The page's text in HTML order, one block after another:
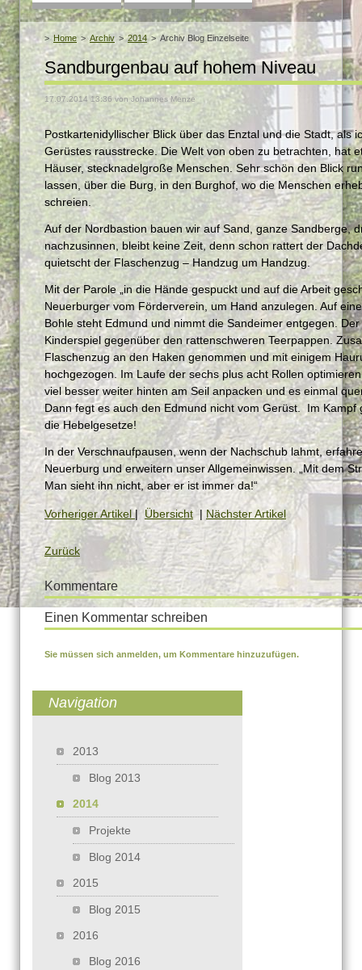
Home Archiv 2014 Archiv Blog Einzelseite
Sandburgenbau auf hohem Niveau
17.07.2014 13:36von Johannes Menze
Postkartenidyllischer Blick über das Enztal und die Stadt, als
Gerüstes rausstrecke. Die Welt von oben zu betrachten, hat
Häuser, stecknadelgroße Menschen. Sehr schön den Blick
lassen, über die Burg, in den Burghof, wo die Menschen
schreien.
Auf der Nordbastion bauen wir auf Sand, ganze Sandberge,
nachzusinnen, bleibt keine Zeit, denn schon rattert der
quietscht der Flaschenzug – Handzug um Handzug.
Mit der Parole „in die Hände gespuckt und auf die Arbeit
Neuerburger vom Förderverein, um Hand anzulegen. Auf
Bohle steht Edmund und nimmt die Sandeimer entgegen.
Kinderspiel gegenüber den rattenschweren Teerpappen.
Flaschenzug an den Haken genommen und mit einigem
hochgezogen. Im Laufe der sechs plus acht Rollen
viel besser weiter hinten am Seil anpacken und es einmal
Dann fegt es auch den Edmund nicht vom Gerüst. Im Kampf
die Hebelgesetze!
In der Verschnaufpausen, wenn der Nachschub lahmt,
Neuerburg und erweitern unser Allgemeinwissen. „Mit dem
Man sieht ihn nicht, aber er ist immer da!“
Vorheriger Artikel|Übersicht | Nächster Artikel
Zurück
Kommentare
Einen Kommentar schreiben
Sie müssen sich anmelden, um Kommentare hinzuzufügen.
Navigation
2013
Blog 2013
2014
Projekte
Blog 2014
2015
Blog 2015
2016
Blog 2016